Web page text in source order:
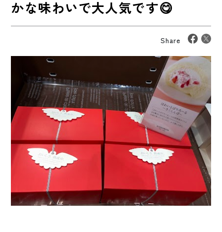
かな味わいで大人気です😋
Share